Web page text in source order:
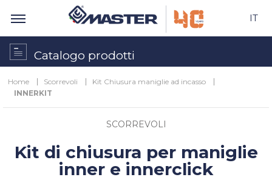
IT
Catalogo prodotti
Home Scorrevoli
Kit Chiusura maniglie ad incasso
INNERKIT
SCORREVOLI
Kit di chiusura per maniglie
inner e innerclick